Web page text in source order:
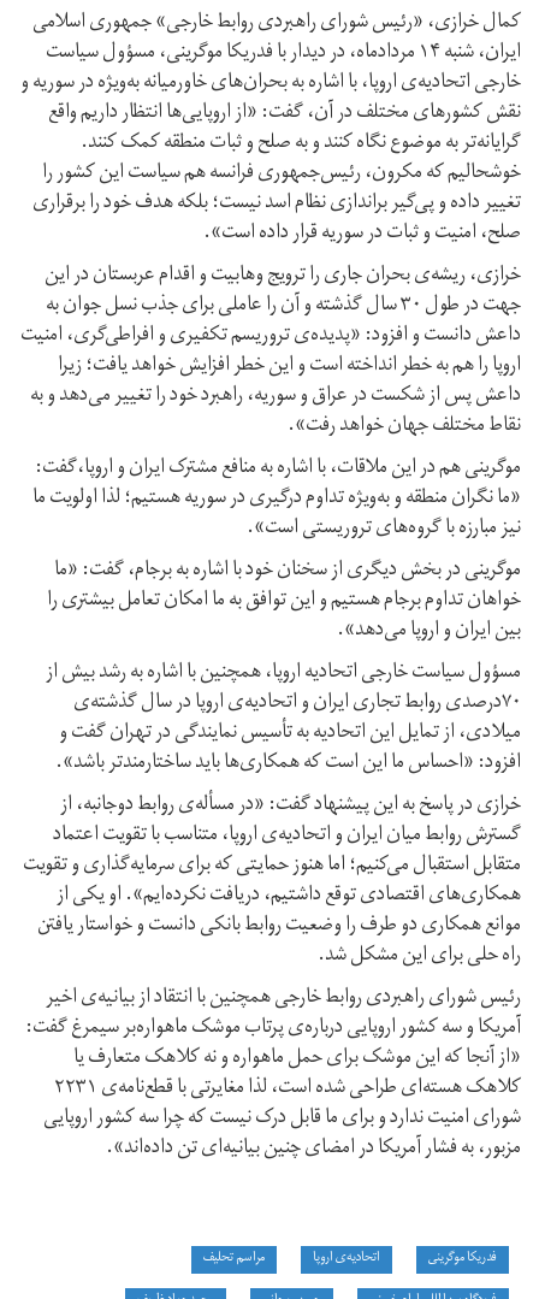
کمال خرازی، «رئیس شورای راهبردی روابط خارجی» جمهوری اسلامی
ایران، شنبه ۱۴ مردادماه، در دیدار با فدریکا موگرینی، مسؤول سیاست
خارجی اتحادیه‌ی اروپا، با اشاره به بحران‌های خاورمیانه به‌ویژه در سوریه و
نقش کشورهای مختلف در آن، گفت: «از اروپایی‌ها انتظار داریم واقع
گرایانه‌تر به موضوع نگاه کنند و به صلح و ثبات منطقه کمک کنند.
خوشحالیم که مکرون، رئیس‌جمهوری فرانسه هم سیاست این کشور را
تغییر داده و پی‌گیر براندازی نظام اسد نیست؛ بلکه هدف خود را برقراری
صلح، امنیت و ثبات در سوریه قرار داده است».
خرازی، ریشه‌ی بحران جاری را ترویج وهابیت و اقدام عربستان در این
جهت در طول ۳۰ سال گذشته و آن را عاملی برای جذب نسل جوان به
داعش دانست و افزود: «پدیده‌ی تروریسم تکفیری و افراطی‌گری، امنیت
اروپا را هم به خطر انداخته است و این خطر افزایش خواهد یافت؛ زیرا
داعش پس از شکست در عراق و سوریه، راهبرد خود را تغییر می‌دهد و به
نقاط مختلف جهان خواهد رفت».
موگرینی هم در این ملاقات، با اشاره به منافع مشترک ایران و اروپا،گفت:
«ما نگران منطقه و به‌ویژه تداوم درگیری در سوریه هستیم؛ لذا اولویت ما
نیز مبارزه با گروه‌های تروریستی است».
موگرینی در بخش دیگری از سخنان خود با اشاره به برجام، گفت: «ما
خواهان تداوم برجام هستیم و این توافق به ما امکان تعامل بیشتری را
بین ایران و اروپا می‌دهد».
مسؤول سیاست خارجی اتحادیه اروپا، همچنین با اشاره به رشد بیش از
۷۰درصدی روابط تجاری ایران و اتحادیه‌ی اروپا در سال گذشته‌ی
میلادی، از تمایل این اتحادیه به تأسیس نمایندگی در تهران گفت و
افزود: «احساس ما این است که همکاری‌ها باید ساختارمندتر باشد».
خرازی در پاسخ به این پیشنهاد گفت: «در مسأله‌ی روابط دوجانبه، از
گسترش روابط میان ایران و اتحادیه‌ی اروپا، متناسب با تقویت اعتماد
متقابل استقبال می‌کنیم؛ اما هنوز حمایتی که برای سرمایه‌گذاری و تقویت
همکاری‌های اقتصادی توقع داشتیم، دریافت نکرده‌ایم». او یکی از
موانع همکاری دو طرف را وضعیت روابط بانکی دانست و خواستار یافتن
راه حلی برای این مشکل شد.
رئیس شورای راهبردی روابط خارجی همچنین با انتقاد از بیانیه‌ی اخیر
آمریکا و سه کشور اروپایی درباره‌ی پرتاب موشک ماهواره‌بر سیمرغ گفت:
«از آنجا که این موشک برای حمل ماهواره و نه کلاهک متعارف یا
کلاهک هسته‌ای طراحی شده است، لذا مغایرتی با قطع‌نامه‌ی ۲۲۳۱
شورای امنیت ندارد و برای ما قابل درک نیست که چرا سه کشور اروپایی
مزبور، به فشار آمریکا در امضای چنین بیانیه‌ای تن داده‌اند».
فدریکا موگرینی اتحادیه‌ی اروپا
مراسم تحلیف